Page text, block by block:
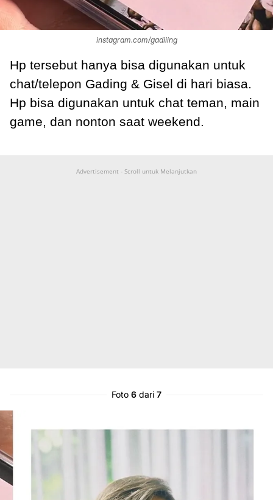
instagram.com/gadiiing
Hp tersebut hanya bisa digunakan untuk
chat/telepon Gading & Gisel di hari biasa.
Hp bisa digunakan untuk chat teman, main
game, dan nonton saat weekend.
Advertisement - Scroll untuk Melanjutkan
Foto 6 dari 7